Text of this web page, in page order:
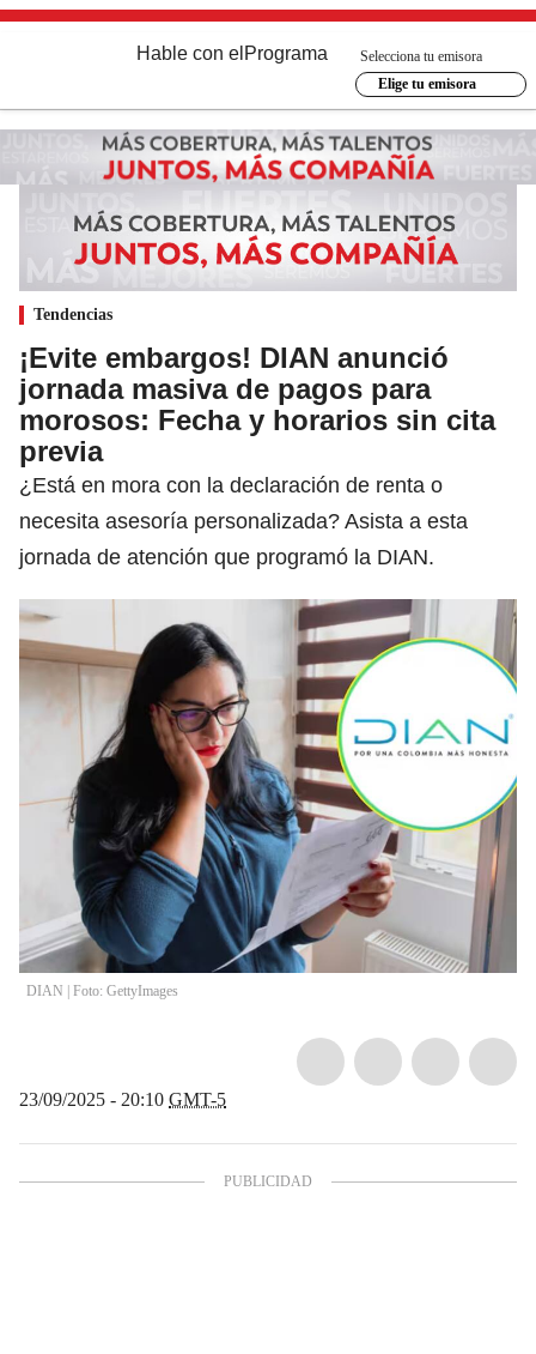
Hable con el Programa
Selecciona tu emisora
Elige tu emisora
Tendencias
¡Evite embargos! DIAN anunció
jornada masiva de pagos para
morosos: Fecha y horarios sin cita
previa
¿Está en mora con la declaración de renta o
necesita asesoría personalizada? Asista a esta
jornada de atención que programó la DIAN.
DIAN | Foto: GettyImages
23/09/2025 - 20:10 GMT-5